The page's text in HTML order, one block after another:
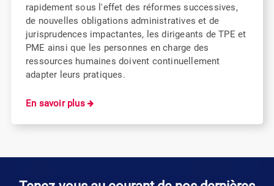
rapidement sous l'effet des réformes successives,
de nouvelles obligations administratives et de
jurisprudences impactantes, les dirigeants de TPE et
PME ainsi que les personnes en charge des
ressources humaines doivent continuellement
adapter leurs pratiques.
En savoir plus